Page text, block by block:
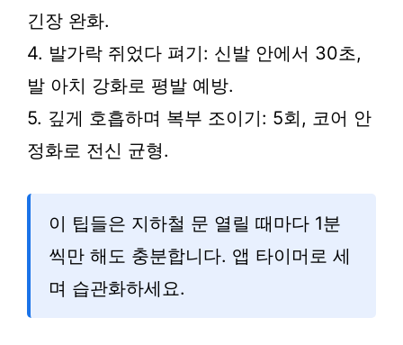
긴장 완화.
4. 발가락 쥐었다 펴기: 신발 안에서 30초,
발 아치 강화로 평발 예방.
5. 깊게 호흡하며 복부 조이기: 5회, 코어 안
정화로 전신 균형.
이 팁들은 지하철 문 열릴 때마다 1분
씩만 해도 충분합니다. 앱 타이머로 세
며 습관화하세요.